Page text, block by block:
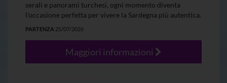
serali e panorami turchesi, ogni momento diventa
l’occasione perfetta per vivere la Sardegna più autentica.
PARTENZA 25/07/2026
Maggiori informazioni